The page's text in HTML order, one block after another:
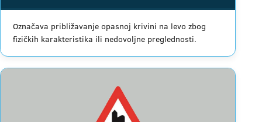
Označava približavanje opasnoj krivini na levo zbog
fizičkih karakteristika ili nedovoljne preglednosti.